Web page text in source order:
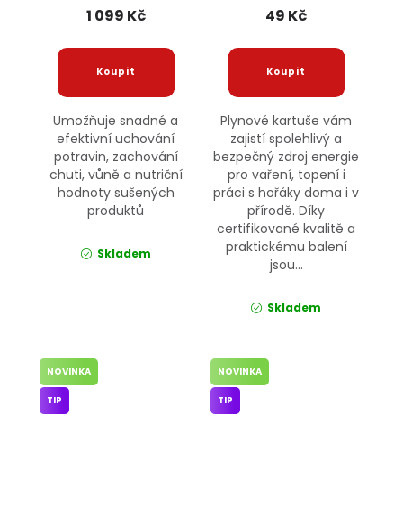
1 099 Kč
Umožňuje snadné a
efektivní uchování
potravin, zachování
chuti, vůně a nutriční
hodnoty sušených
produktů
Skladem
49 Kč
Plynové kartuše vám
zajistí spolehlivý a
bezpečný zdroj energie
pro vaření, topení i
práci s hořáky doma i v
přírodě. Díky
certifikované kvalitě a
praktickému balení
jsou...
Skladem
NOVINKA
TIP
NOVINKA
TIP